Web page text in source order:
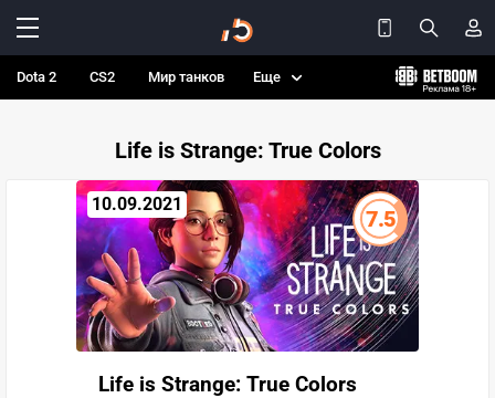
Dota 2 CS2 Мир танков Еще
Life is Strange: True Colors
10.09.2021
7.5
Life is Strange: True Colors